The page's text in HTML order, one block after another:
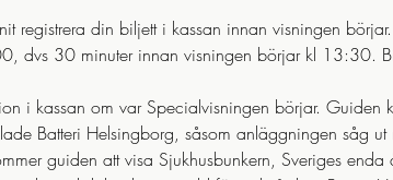
registrera din biljett i kassan innan visningen
dvs 30 minuter innan visningen börjar kl 13:30.
i kassan om var Specialvisningen börjar. Guiden
Batteri Helsingborg, såsom anläggningen såg
guiden att visa Sjukhusbunkern, Sveriges enda